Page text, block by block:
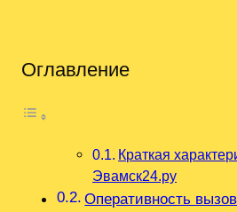
Оглавление
Краткая
Эвамск24.ру
Оперативность